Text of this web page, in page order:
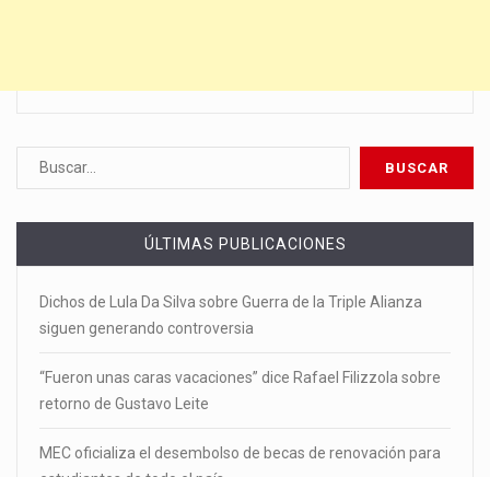
ÚLTIMAS PUBLICACIONES
Dichos de Lula Da Silva sobre Guerra de la Triple Alianza
siguen generando controversia
“Fueron unas caras vacaciones” dice Rafael Filizzola sobre
retorno de Gustavo Leite
MEC oficializa el desembolso de becas de renovación para